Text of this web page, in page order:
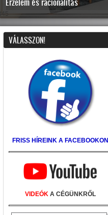
345
VÁLASSZON!
FRISS HÍREINK A FACEBOOKON
VIDEÓK A CÉGÜNKRŐL